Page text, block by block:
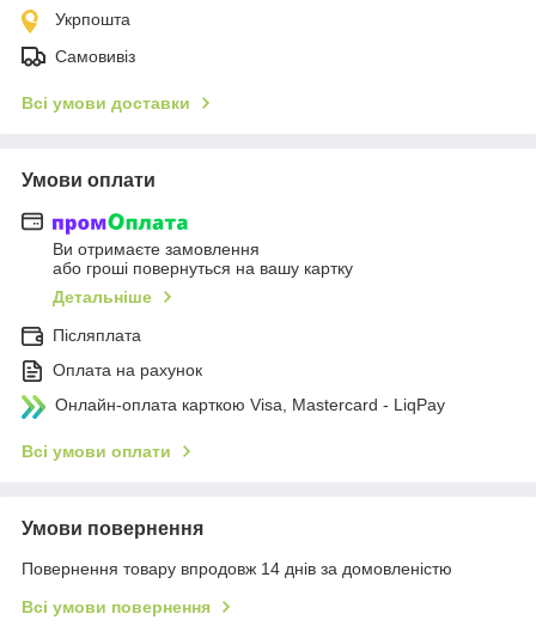
Укрпошта
Самовивіз
Всі умови доставки
Умови оплати
Ви отримаєте замовлення
або гроші повернуться на вашу картку
Детальніше
Післяплата
Оплата на рахунок
Онлайн-оплата карткою Visa, Mastercard - LiqPay
Всі умови оплати
Умови повернення
Повернення товару впродовж 14 днів за домовленістю
Всі умови повернення